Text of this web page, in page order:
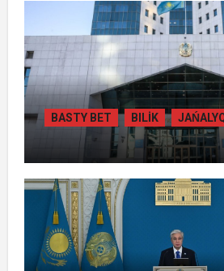
BASTY BET BILİK
ЖАМБЫЛ ОБЛЫСЫНДА
ҚАЙТАРЫЛҒАН
84 МЫҢ ТҰРҒЫН
ҚАМТЫЛАДЫ